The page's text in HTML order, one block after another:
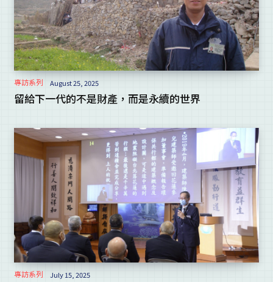
專訪系列 August 25, 2025
留給下一代的不是財產，而是永續的世界
專訪系列 July 15, 2025